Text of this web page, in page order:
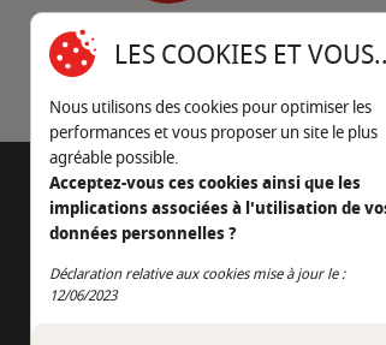
SERVICE CLIENT
Nous contacter
AUTOUR DU FEU
05 45 22 98 09
Nous envoyer un e-mail
LES COOKIES ET
Nous utilisons des cookies pour optimiser les
performances et vous proposer un site le plus
agréable possible.
Acceptez-vous ces cookies ainsi que les
implications associées à l'utilisation de
données personnelles ?
Déclaration relative aux cookies mise à jour le :
12/06/2023